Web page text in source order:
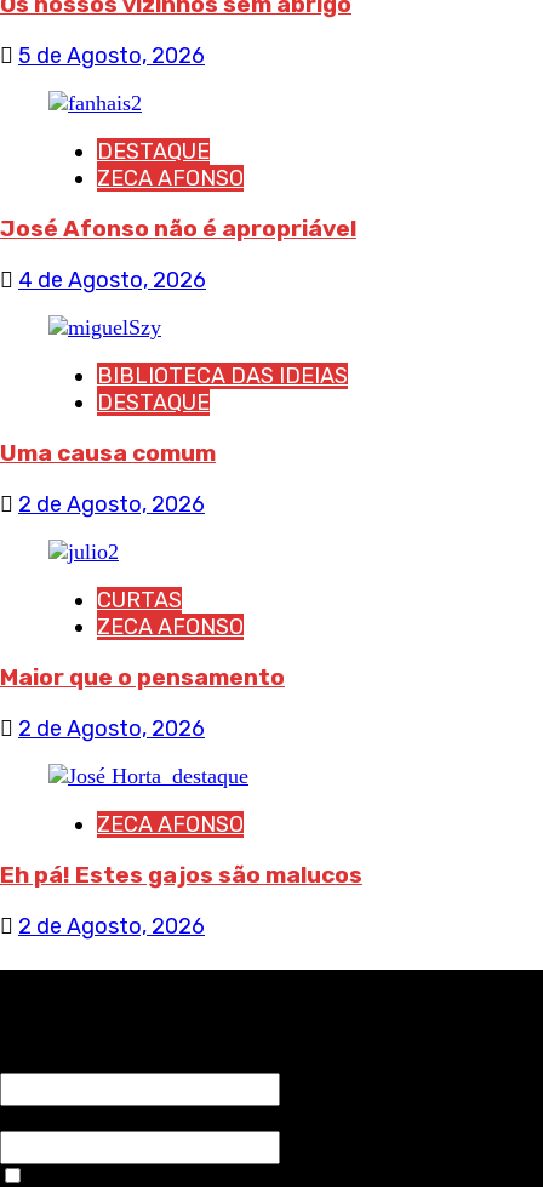
5 de Agosto, 2026
DESTAQUE
ZECA AFONSO
José Afonso não é apropriável
4 de Agosto, 2026
BIBLIOTECA DAS IDEIAS
DESTAQUE
Uma causa comum
2 de Agosto, 2026
CURTAS
ZECA AFONSO
Maior que o pensamento
2 de Agosto, 2026
ZECA AFONSO
Eh pá! Estes gajos são malucos
2 de Agosto, 2026